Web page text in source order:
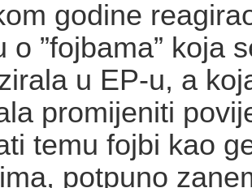
godine
o ”fojbama” koja
u EP-u, a
promijeniti
temu fojbi kao
potpuno